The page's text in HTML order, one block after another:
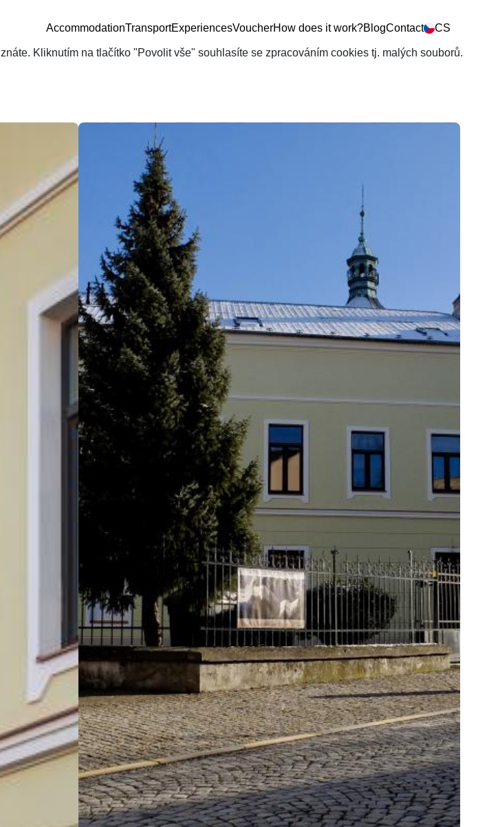
AccommodationTransportExperiencesVoucherHow does it work?BlogContact CS
Kliknutím na tlačítko "Povolit vše" souhlasíte se zpracováním cookies tj. malých souborů.